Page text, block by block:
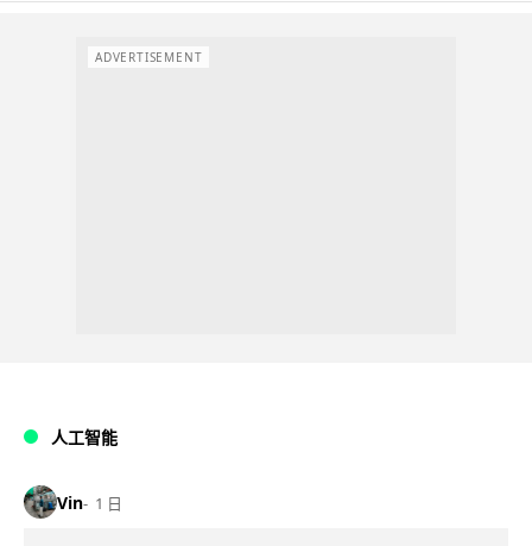
ADVERTISEMENT
人工智能
Vin 1 日